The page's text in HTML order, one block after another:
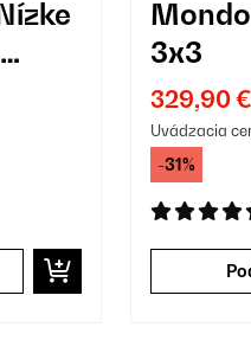
3x3
329,90 €
Uvádzacia
-31%